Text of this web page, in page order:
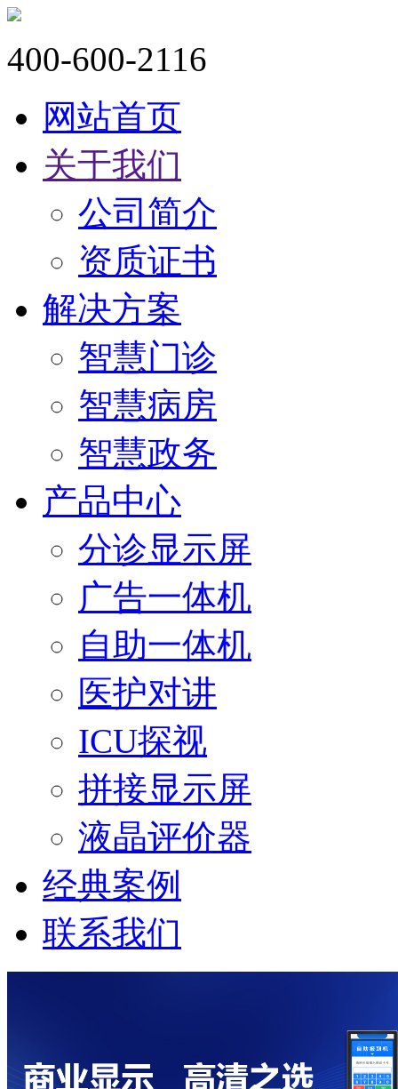
400-600-2116
网站首页
关于我们
公司简介
资质证书
解决方案
智慧门诊
智慧病房
智慧政务
产品中心
分诊显示屏
广告一体机
自助一体机
医护对讲
ICU探视
拼接显示屏
液晶评价器
经典案例
联系我们